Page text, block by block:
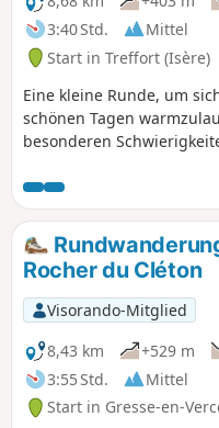
3:40 Std.
Mittel
Start in Treffort (Isère)
Eine kleine Runde, um
schönen Tagen
besonderen
Trièves!
Rocher du Cléton
Visorando-Mitglied
8,43 km
+529 m
3:55 Std.
Mittel
Start in Gresse-en-